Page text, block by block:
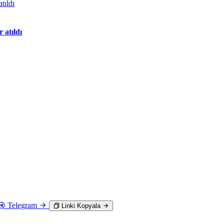
Telegram Linki Kopyala